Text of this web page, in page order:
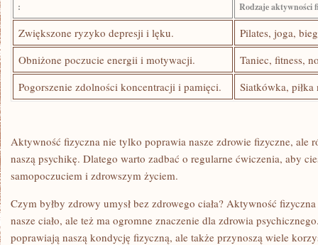
: Rodzaje aktywności
Zwiększone ryzyko ⁤depresji i lęku.
Pilates, joga,
Obniżone poczucie energii i motywacji.
Taniec, fitness,
Pogorszenie zdolności koncentracji i pamięci.
Siatkówka, piłka
Aktywność fizyczna nie ⁣tylko poprawia nasze zdrowie ⁤fizyczne, ale
naszą psychikę. Dlatego warto zadbać o regularne ćwiczenia, aby
samopoczuciem ⁣i‌ zdrowszym życiem.
Czym ⁢byłby​ zdrowy umysł bez zdrowego​ ciała? Aktywność
nasze ciało, ale też ma ogromne znaczenie dla zdrowia
poprawiają naszą kondycję fizyczną,‍ ale ⁢także przynoszą‍ wiele